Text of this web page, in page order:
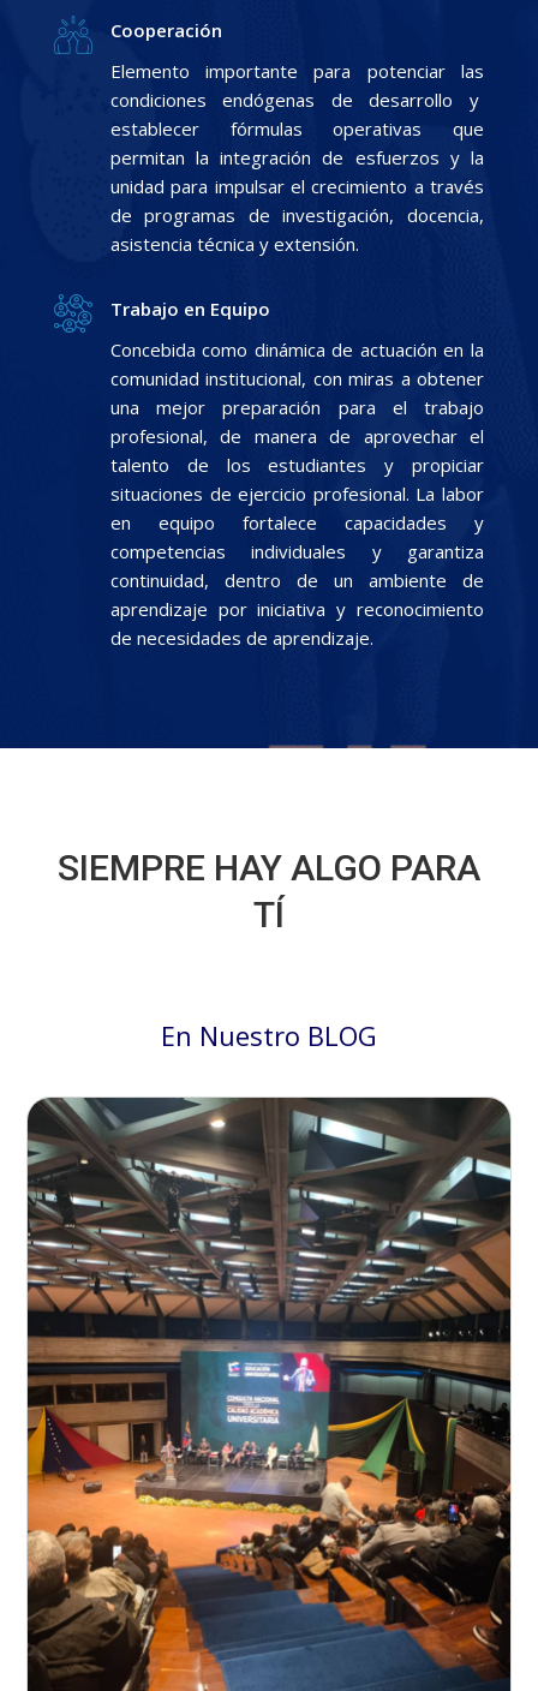
Cooperación
Elemento importante para potenciar las
condiciones endógenas de desarrollo y
establecer fórmulas operativas que
permitan la integración de esfuerzos y la
unidad para impulsar el crecimiento a través
de programas de investigación, docencia,
asistencia técnica y extensión.
Trabajo en Equipo
Concebida como dinámica de actuación en la
comunidad institucional, con miras a obtener
una mejor preparación para el trabajo
profesional, de manera de aprovechar el
talento de los estudiantes y propiciar
situaciones de ejercicio profesional. La labor
en equipo fortalece capacidades y
competencias individuales y garantiza
continuidad, dentro de un ambiente de
aprendizaje por iniciativa y reconocimiento
de necesidades de aprendizaje.
SIEMPRE HAY ALGO PARA
TÍ
En Nuestro BLOG